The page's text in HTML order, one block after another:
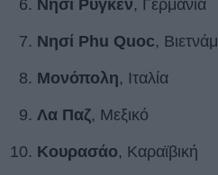
Νησί Ρύγκεν, Γερμανία
Νησί Phu Quoc, Βιετνάμ
Μονόπολη, Ιταλία
Λα Παζ, Μεξικό
Κουρασάο, Καραϊβική